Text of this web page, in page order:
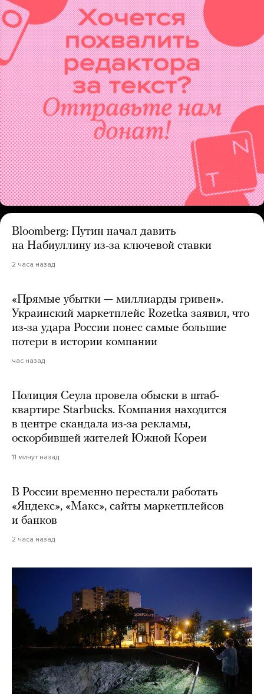
Bloomberg: Путин начал давить
на Набиуллину из-за ключевой ставки
2 часа назад
«Прямые убытки — миллиарды гривен».
Украинский маркетплейс Rozetka заявил, что
из-за удара России понес самые большие
потери в истории компании
час назад
Полиция Сеула провела обыски в штаб-
квартире Starbucks. Компания находится
в центре скандала из-за рекламы,
оскорбившей жителей Южной Кореи
11 минут назад
В России временно перестали работать
«Яндекс», «Макс», сайты маркетплейсов
и банков
2 часа назад